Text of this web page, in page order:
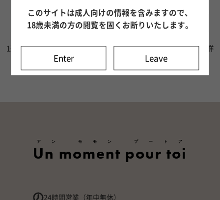
8/10（月) 8/11（火) 8/12（水)
1週間分の出勤情報をご確認いただけます。8日目以降はキャスト詳
細ページよりご確認ください。
Un moment pour toi
アン モモン プートア
24時間営業（年中無休）
このサイトは成人向けの情報を含みますので、
18歳未満の方の閲覧を固くお断りいたします。
Enter Leave